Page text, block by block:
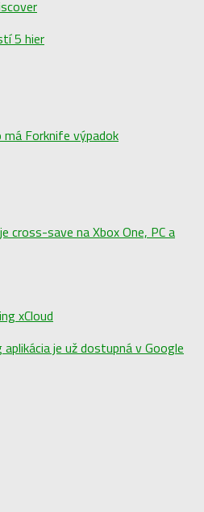
5 hier
má Forknife výpadok
cross-save na Xbox One, PC a
je už dostupná v Google